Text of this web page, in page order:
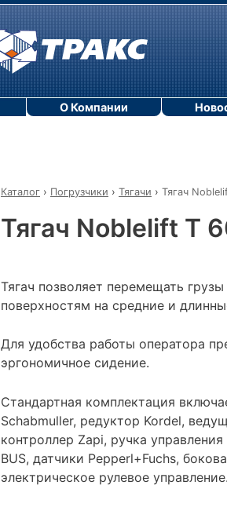
Каталог › Погрузчики › Тягачи › Тягач
Тягач Noblelift T
Тягач позволяет перемещать
поверхностям на средние и
Для удобства работы оператора
эргономичное сидение.
Cтандартная комплектация
Schabmuller, редуктор Kordel,
контроллер Zapi, ручка
BUS, датчики Pepperl+Fuchs,
электрическое рулевое управление.
О Компании